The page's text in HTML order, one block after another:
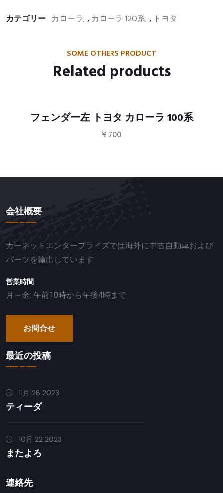
カテゴリー カローラ , カローラ 120系 , トヨタ
SOME OTHERS PRODUCT
Related products
フェンダー左 トヨタ カローラ 100系
¥ 700
会社概要
カーネットエンタープライズでは海外に中古自動車および
パーツを輸出しています
営業時間
月～金: 午前10時から午後4時まで
お問合せ
最近の投稿
11月 28 2023
ティーダ
10月 22 2023
またよろ
連絡先